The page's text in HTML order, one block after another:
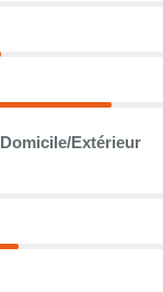
Domicile/Extérieur